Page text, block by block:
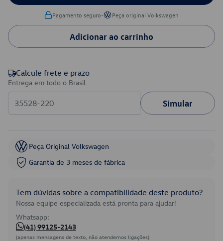
Pagamento seguro• Peça original Volkswagen
Adicionar ao carrinho
Calcule frete e prazo
Entrega em todo o Brasil
Simular
Peça Original Volkswagen
Garantia de 3 meses de fábrica
Tem dúvidas sobre a compatibilidade deste produto?
Nossa equipe especializada está pronta para ajudar!
Whatsapp:
(41) 99125-2143
(apenas mensagens de texto, não atendemos ligações)